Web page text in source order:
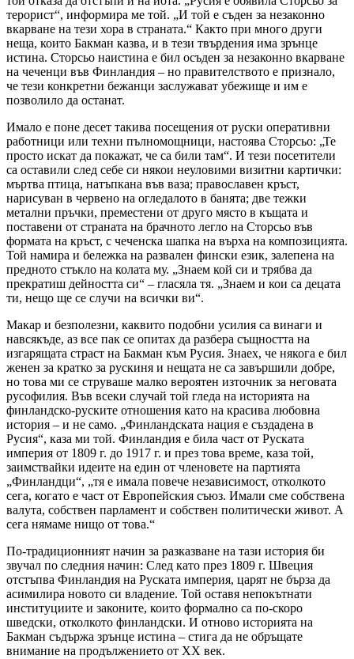
терорист“, информира ме той. „И той е съден за незаконно
вкарване на тези хора в страната.“ Както при много други
неща, които Бакман казва, и в тези твърдения има зрънце
истина. Сторсьо наистина е бил осъден за незаконно вкарване
на чеченци във Финландия – но правителството е признало,
че тези конкретни бежанци заслужават убежище и им е
позволило да останат.
Имало е поне десет такива посещения от руски оперативни
работници или техни пълномощници, настоява Сторсьо: „Те
просто искат да покажат, че са били там“. И тези посетители
са оставили след себе си някои неуловими визитни картички:
мъртва птица, натъпкана във ваза; православен кръст,
нарисуван в червено на огледалото в банята; две тежки
метални пръчки, преместени от друго място в къщата и
поставени от страната на брачното легло на Сторсьо във
формата на кръст, с чеченска шапка на върха на композицията.
Той намира и бележка на развален фински език, залепена на
предното стъкло на колата му. „Знаем кой си и трябва да
прекратиш дейността си“ – гласяла тя. „Знаем и кои са децата
ти, нещо ще се случи на всички ви“.
Макар и безполезни, каквито подобни усилия са винаги и
навсякъде, аз все пак се опитах да разбера същността на
изгарящата страст на Бакман към Русия. Знаех, че някога е бил
женен за кратко за рускиня и нещата не са завършили добре,
но това ми се струваше малко вероятен източник за неговата
русофилия. Във всеки случай той гледа на историята на
финландско-руските отношения като на красива любовна
история – и не само. „Финландската нация е създадена в
Русия“, каза ми той. Финландия е била част от Руската
империя от 1809 г. до 1917 г. и през това време, каза той,
заимствайки идеите на един от членовете на партията
„Финландци“, „тя е имала повече независимост, отколкото
сега, когато е част от Европейския съюз. Имали сме собствена
валута, собствен парламент и собствен политически живот. А
сега нямаме нищо от това.“
По-традиционният начин за разказване на тази история би
звучал по следния начин: След като през 1809 г. Швеция
отстъпва Финландия на Руската империя, царят не бърза да
асимилира новото си владение. Той оставя непокътнати
институциите и законите, които формално са по-скоро
шведски, отколкото финландски. И отново историята на
Бакман съдържа зрънце истина – стига да не обръщате
внимание на продължението от ХХ век.